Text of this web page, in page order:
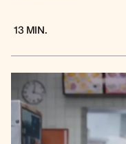
13 MIN.